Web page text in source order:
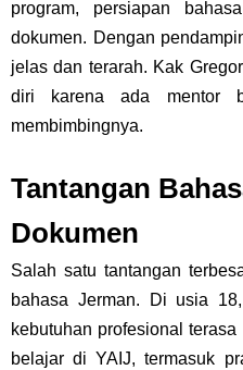
program, persiapan
dokumen. Dengan
jelas dan terarah. Kak
diri karena ada mentor
membimbingnya.
Tantangan
Dokumen
Salah satu tantangan
bahasa Jerman. Di usia
kebutuhan profesional
belajar di YAIJ, termasuk